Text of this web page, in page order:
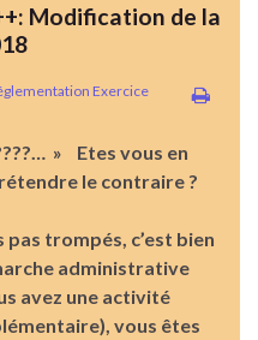
Modification de la
Exercice
» Etes vous en
le contraire ?
pas trompés, c’est bien
administrative
avez une activité
vous êtes